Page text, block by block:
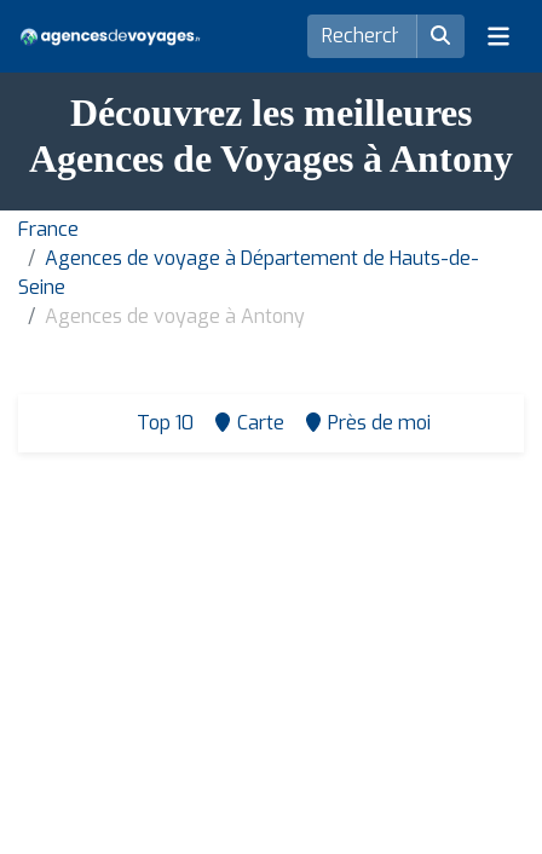
Découvrez les meilleures
Agences de Voyages à Antony
France
Agences de voyage à Département de Hauts-de-
Seine
Agences de voyage à Antony
Top 10 Carte Près de moi